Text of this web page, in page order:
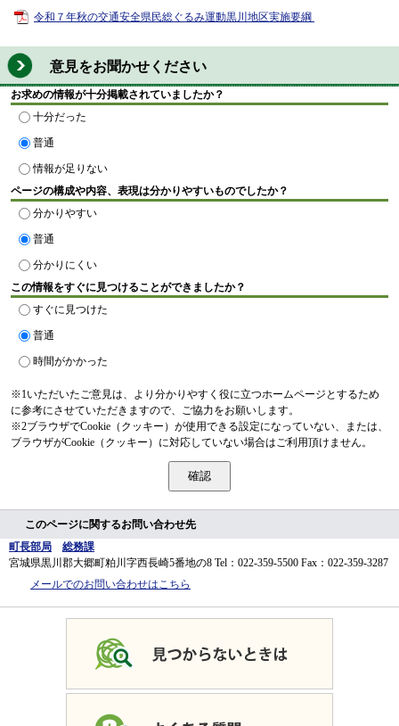
令和７年秋の交通安全県民総ぐるみ運動黒川地区実施要綱
意見をお聞かせください
お求めの情報が十分掲載されていましたか？
十分だった
普通
情報が足りない
ページの構成や内容、表現は分かりやすいものでしたか？
分かりやすい
普通
分かりにくい
この情報をすぐに見つけることができましたか？
すぐに見つけた
普通
時間がかかった
※1いただいたご意見は、より分かりやすく役に立つホームページとするため
に参考にさせていただきますので、ご協力をお願いします。
※2ブラウザでCookie（クッキー）が使用できる設定になっていない、または、
ブラウザがCookie（クッキー）に対応していない場合はご利用頂けません。
このページに関するお問い合わせ先
町長部局
総務課
宮城県黒川郡大郷町粕川字西長崎5番地の8 Tel：022-359-5500 Fax：022-359-3287
メールでのお問い合わせはこちら